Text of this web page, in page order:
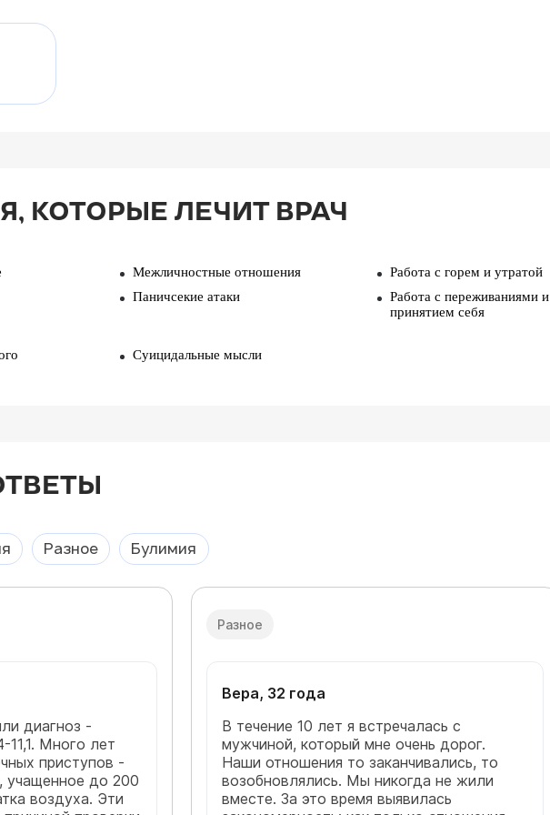
КОТОРЫЕ ЛЕЧИТ ВРАЧ
Межличностные отношения
Паничсекие атаки
Работа с горем и утратой
Работа с переживаниями и
принятием себя
Суицидальные мысли
Разное Булимия
диагноз -
11,1. Много лет
приступов -
учащенное до 200
воздуха. Эти
Разное
Вера, 32 года
В течение 10 лет я встречалась с
мужчиной, который мне очень дорог.
Наши отношения то заканчивались, то
возобновлялись. Мы никогда не жили
вместе. За это время выявилась